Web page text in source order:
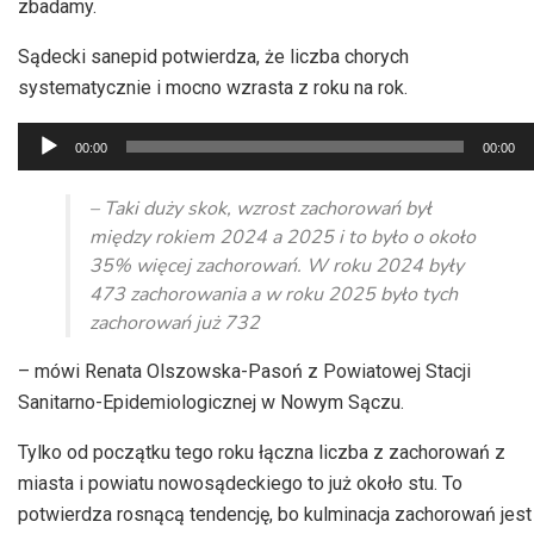
zbadamy.
Sądecki sanepid potwierdza, że liczba chorych
systematycznie i mocno wzrasta z roku na rok.
Odtwarzacz
plików
dźwiękowych
00:00 00:00
– Taki duży skok, wzrost zachorowań był
między rokiem 2024 a 2025 i to było o około
35% więcej zachorowań. W roku 2024 były
473 zachorowania a w roku 2025 było tych
zachorowań już 732
– mówi Renata Olszowska-Pasoń z Powiatowej Stacji
Sanitarno-Epidemiologicznej w Nowym Sączu.
Tylko od początku tego roku łączna liczba z zachorowań z
miasta i powiatu nowosądeckiego to już około stu. To
potwierdza rosnącą tendencję, bo kulminacja zachorowań jest